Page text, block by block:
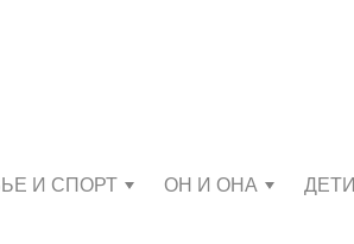
И СПОРТ ОН И ОНА